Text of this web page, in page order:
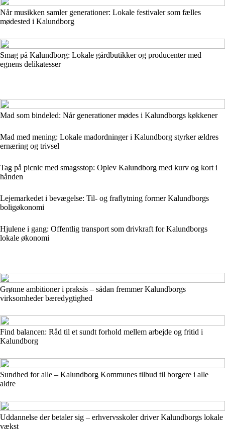
Når musikken samler generationer: Lokale festivaler som fælles
mødested i Kalundborg
Smag på Kalundborg: Lokale gårdbutikker og producenter med
egnens delikatesser
Mad som bindeled: Når generationer mødes i Kalundborgs køkkener
Mad med mening: Lokale madordninger i Kalundborg styrker ældres
ernæring og trivsel
Tag på picnic med smagsstop: Oplev Kalundborg med kurv og kort i
hånden
Lejemarkedet i bevægelse: Til- og fraflytning former Kalundborgs
boligøkonomi
Hjulene i gang: Offentlig transport som drivkraft for Kalundborgs
lokale økonomi
Grønne ambitioner i praksis – sådan fremmer Kalundborgs
virksomheder bæredygtighed
Find balancen: Råd til et sundt forhold mellem arbejde og fritid i
Kalundborg
Sundhed for alle – Kalundborg Kommunes tilbud til borgere i alle
aldre
Uddannelse der betaler sig – erhvervsskoler driver Kalundborgs lokale
vækst